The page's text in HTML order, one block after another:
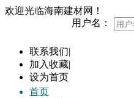
欢迎光临海南建材网！
用户名：
联系我们|
加入收藏|
设为首页
首页